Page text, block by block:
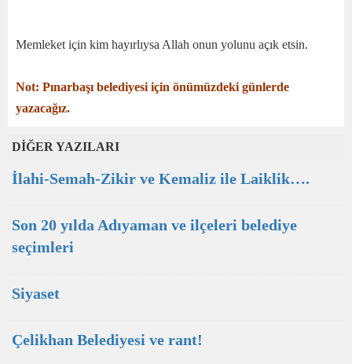
Memleket için kim hayırlıysa Allah onun yolunu açık etsin.
Not: Pınarbaşı belediyesi için önümüzdeki günlerde
yazacağız.
DİĞER YAZILARI
İlahi-Semah-Zikir ve Kemaliz ile Laiklik….
Son 20 yılda Adıyaman ve ilçeleri belediye
seçimleri
Siyaset
Çelikhan Belediyesi ve rant!